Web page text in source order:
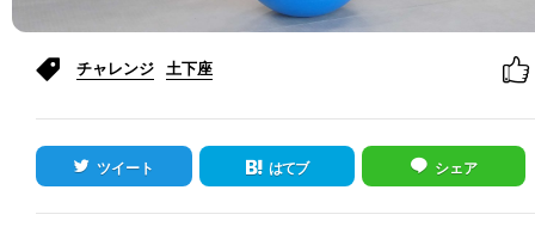
チャレンジ 土下座
ツイート はてブ シェア